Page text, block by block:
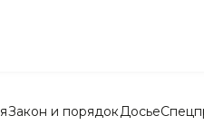
Закон и порядок Досье